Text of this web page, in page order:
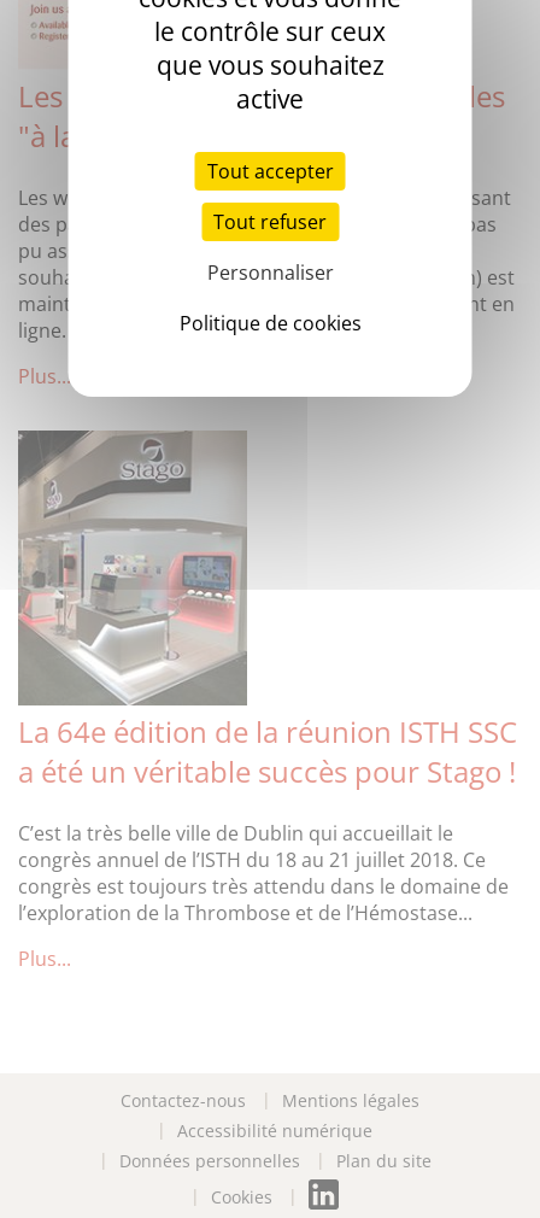
Les Webinars Stago sont disponibles
"à la demande" !
Les webinars Stago sont des francs succès, réunissant
des participants du monde entier. Si vous n'avez pas
pu assister à ces événements en direct ou si vous
souhaitez les revoir, la version enregistrée (30 min) est
maintenant disponible et accessible à tout moment en
ligne.
Plus...
La 64e édition de la réunion ISTH SSC
a été un véritable succès pour Stago !
C’est la très belle ville de Dublin qui accueillait le
congrès annuel de l’ISTH du 18 au 21 juillet 2018. Ce
congrès est toujours très attendu dans le domaine de
l’exploration de la Thrombose et de l’Hémostase...
Plus...
Contactez-nous
Mentions légales
Accessibilité numérique
Données personnelles
Plan du site
Cookies
le contrôle sur ceux
que vous souhaitez
active
Tout accepter
Tout refuser
Personnaliser
Politique de cookies